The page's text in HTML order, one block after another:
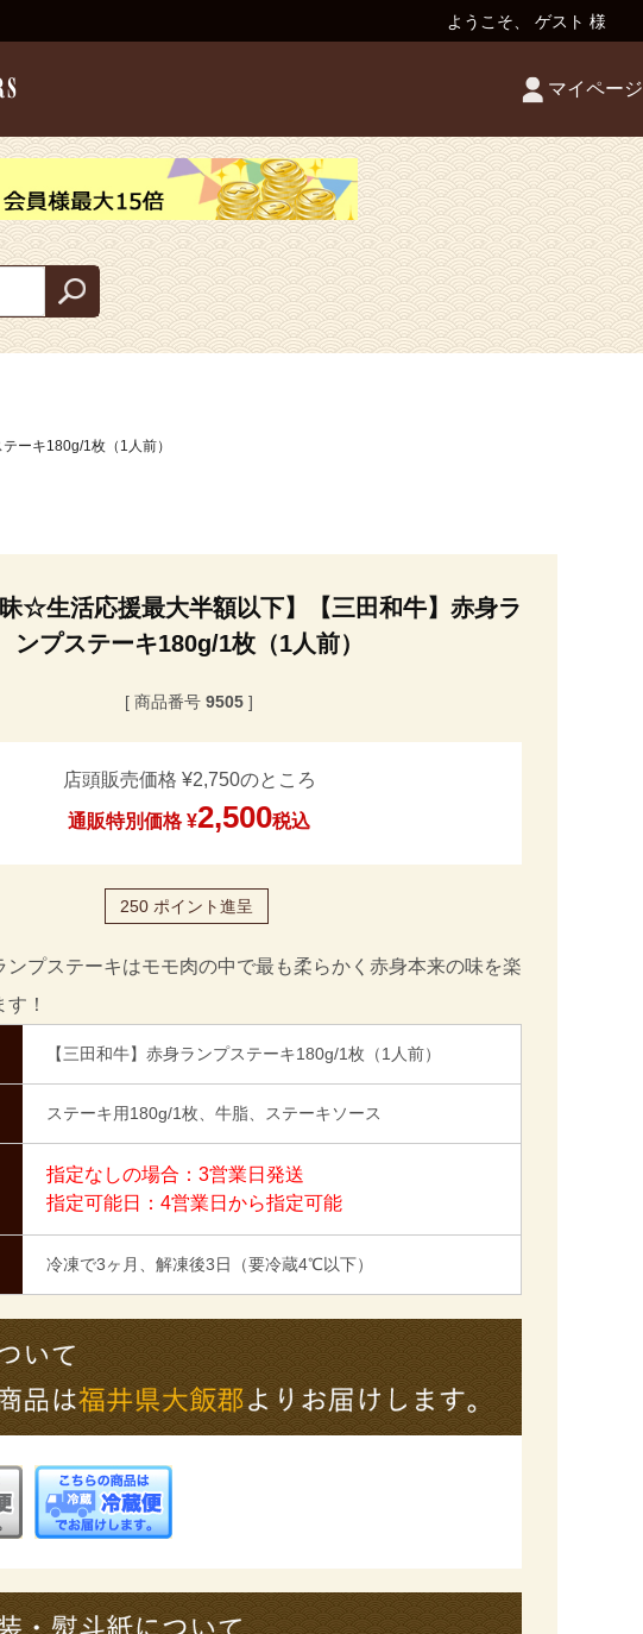
ようこそ、 ゲスト 様
マイページ
ーキ180g/1枚（1人前）
昧☆生活応援最大半額以下】【三田和牛】赤身ラ
ンプステーキ180g/1枚（1人前）
商品番号 9505
店頭販売価格 ¥2,750のところ
通販特別価格 ¥2,500税込
250 ポイント進呈
ンプステーキはモモ肉の中で最も柔らかく赤身本来の味を楽
！
【三田和牛】赤身ランプステーキ180g/1枚（1人前）
ステーキ用180g/1枚、牛脂、ステーキソース
指定なしの場合：3営業日発送
指定可能日：4営業日から指定可能
冷凍で3ヶ月、解凍後3日（要冷蔵4℃以下）